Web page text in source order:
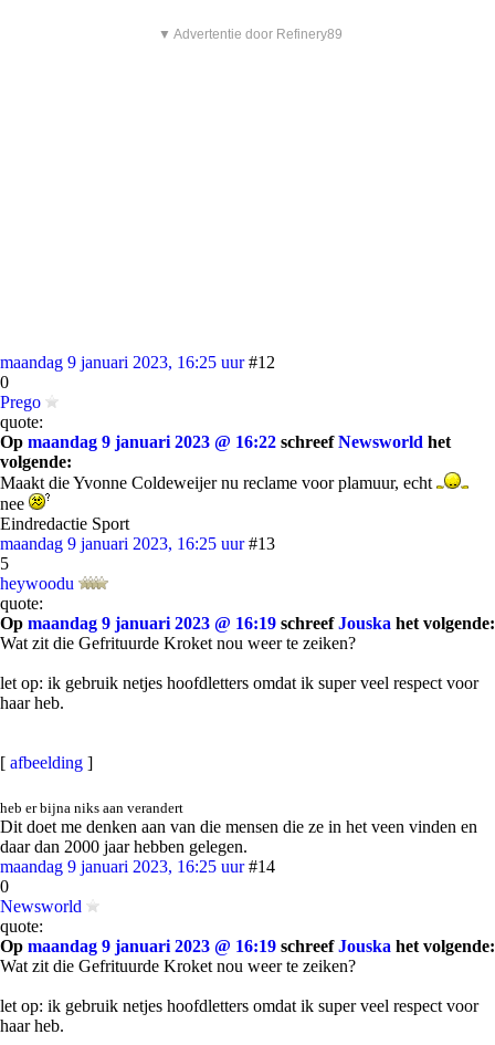
▼ Advertentie door Refinery89
maandag 9 januari 2023, 16:25 uur #12
0
Prego
quote:
Op maandag 9 januari 2023 @ 16:22 schreefNewsworld het
volgende:
Maakt die Yvonne Coldeweijer nu reclame voor plamuur, echt
nee
Eindredactie Sport
maandag 9 januari 2023, 16:25 uur #13
5
heywoodu
quote:
Op maandag 9 januari 2023 @ 16:19 schreefJouska het volgende:
Wat zit die Gefrituurde Kroket nou weer te zeiken?
let op: ik gebruik netjes hoofdletters omdat ik super veel respect voor
haar heb.
[ afbeelding ]
heb er bijna niks aan verandert
Dit doet me denken aan van die mensen die ze in het veen vinden en
daar dan 2000 jaar hebben gelegen.
maandag 9 januari 2023, 16:25 uur #14
0
Newsworld
quote:
Op maandag 9 januari 2023 @ 16:19 schreefJouska het volgende:
Wat zit die Gefrituurde Kroket nou weer te zeiken?
let op: ik gebruik netjes hoofdletters omdat ik super veel respect voor
haar heb.